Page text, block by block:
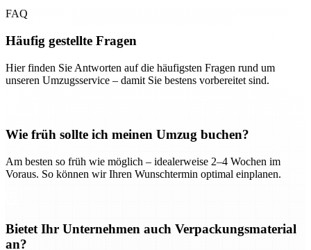
FAQ
Häufig gestellte Fragen
Hier finden Sie Antworten auf die häufigsten Fragen rund um
unseren Umzugsservice – damit Sie bestens vorbereitet sind.
Wie früh sollte ich meinen Umzug buchen?
Am besten so früh wie möglich – idealerweise 2–4 Wochen im
Voraus. So können wir Ihren Wunschtermin optimal einplanen.
Bietet Ihr Unternehmen auch Verpackungsmaterial
an?